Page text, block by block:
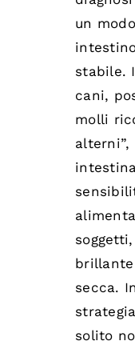
un
stabile.
cani,
molli
alterni”,
secca.
solito